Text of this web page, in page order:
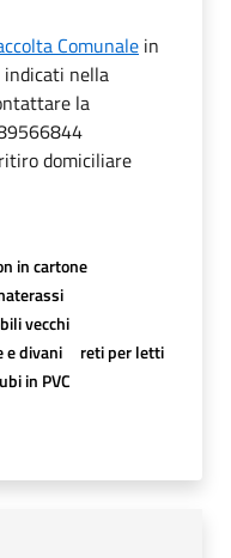
Comunale in
indicati nella
la
domiciliare
in cartone
vecchi
e divani
reti per letti
in PVC